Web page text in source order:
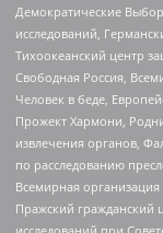
Демократические
исследований,
Тихоокеанский центр
Свободная Россия,
Человек в беде,
Прожект Хармони,
извлечения органов,
по расследованию
Всемирная
Пражский гражданский